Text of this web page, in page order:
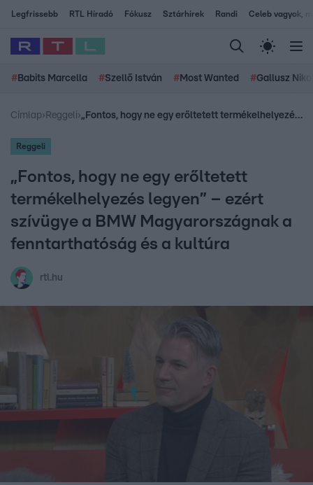
Legfrissebb RTL Híradó Fókusz Sztárhírek Randi Celeb vagyok,
# Babits Marcella #Szellő István # Most Wanted #Gallusz
Címlap› Reggeli› „Fontos, hogy ne egy erőltetett termékelhelyezés legyen” – ezért szívügye a BMW Magyarországnak a fenntarthatóság és a kultúra
Reggeli
„Fontos, hogy ne egy erőltetett
termékelhelyezés legyen” – ezért
szívügye a BMW Magyarországnak a
fenntarthatóság és a kultúra
rtl.hu